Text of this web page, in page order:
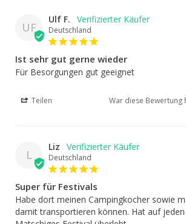
UF
Ulf F.
Deutschland
Ist sehr gut gerne wieder
Für Besorgungen gut geeignet
Teilen War diese Bewertung
L
Liz
Deutschland
Super für Festivals
Habe dort meinen Campingkocher sowie
damit transportieren können. Hat auf